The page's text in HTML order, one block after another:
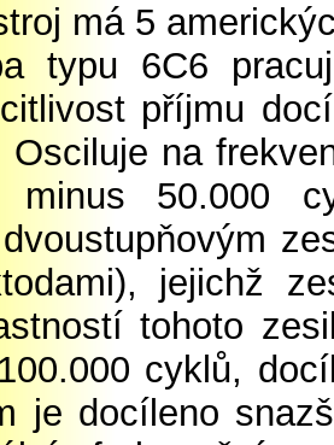
má 5
typu 6C6
příjmu
Osciluje na
minus 50.000
jejichž
tohoto
cyklů,
je docíleno